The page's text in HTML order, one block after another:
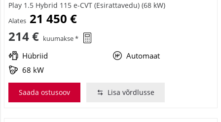
Play 1.5 Hybrid 115 e-CVT (Esirattavedu) (68 kW)
Alates 21 450 €
214 € kuumakse *
Hübriid
Automaat
68 kW
Saada ostusoov Lisa võrdlusse